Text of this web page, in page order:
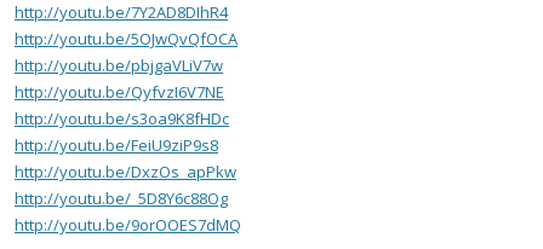
http://youtu.be/7Y2AD8DIhR4
http://youtu.be/5OJwQvQfOCA
http://youtu.be/pbjgaVLiV7w
http://youtu.be/QyfvzI6V7NE
http://youtu.be/s3oa9K8fHDc
http://youtu.be/FeiU9ziP9s8
http://youtu.be/DxzOs_apPkw
http://youtu.be/_5D8Y6c88Og
http://youtu.be/9orOOES7dMQ